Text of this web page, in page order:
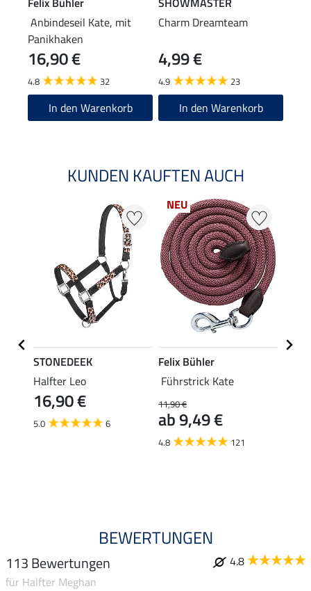
Anbindeseil Kate, mit
Panikhaken
16,90 €
4.8 32
In den Warenkorb
Charm Dreamteam
4,99 €
4.9 23
In den Warenkorb
KUNDEN KAUFTEN AUCH
STONEDEEK
Halfter Leo
16,90 €
5.0 6
NEU
Felix Bühler
Führstrick Kate
11,90 €
ab 9,49 €
4.8 121
BEWERTUNGEN
113 Bewertungen
4.8
für Halfter Meghan